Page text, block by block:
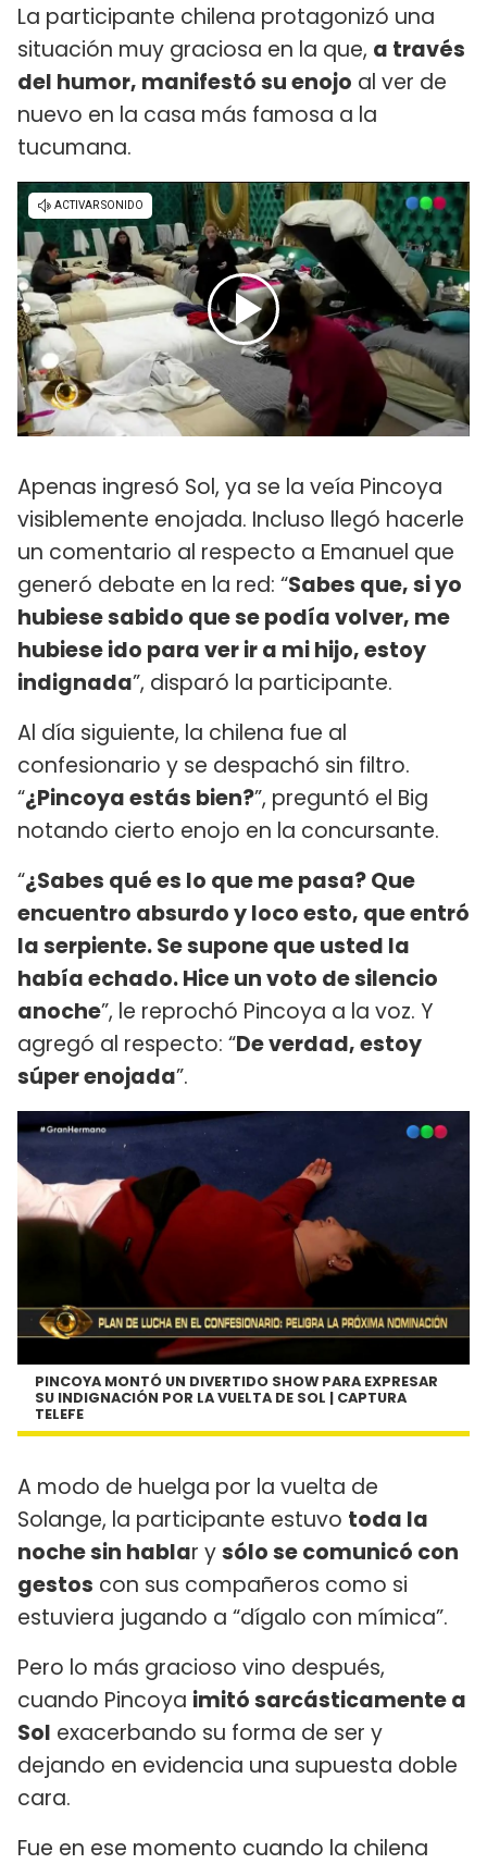
La participante chilena protagonizó una
situación muy graciosa en la que, a través
del humor, manifestó su enojo al ver de
nuevo en la casa más famosa a la
tucumana.
Apenas ingresó Sol, ya se la veía Pincoya
visiblemente enojada. Incluso llegó hacerle
un comentario al respecto a Emanuel que
generó debate en la red: “Sabes que, si yo
hubiese sabido que se podía volver, me
hubiese ido para ver ir a mi hijo, estoy
indignada”, disparó la participante.
Al día siguiente, la chilena fue al
confesionario y se despachó sin filtro.
“¿Pincoya estás bien?”, preguntó el Big
notando cierto enojo en la concursante.
“¿Sabes qué es lo que me pasa? Que
encuentro absurdo y loco esto, que entró
la serpiente. Se supone que usted la
había echado. Hice un voto de silencio
anoche”, le reprochó Pincoya a la voz. Y
agregó al respecto: “De verdad, estoy
súper enojada”.
PINCOYA MONTÓ UN DIVERTIDO SHOW PARA EXPRESAR
SU INDIGNACIÓN POR LA VUELTA DE SOL | CAPTURA
TELEFE
A modo de huelga por la vuelta de
Solange, la participante estuvo toda la
noche sin hablar ysólo se comunicó con
gestos con sus compañeros como si
estuviera jugando a “dígalo con mímica”.
Pero lo más gracioso vino después,
cuando Pincoya imitó sarcásticamente a
Sol exacerbando su forma de ser y
dejando en evidencia una supuesta doble
cara.
Fue en ese momento cuando la chilena